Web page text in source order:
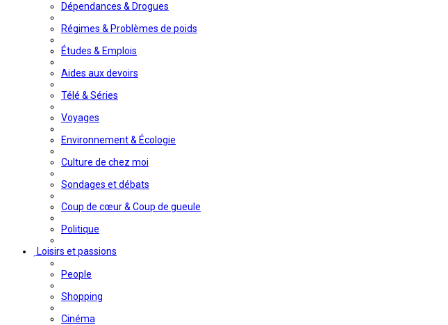
Dépendances & Drogues
Régimes & Problèmes de poids
Études & Emplois
Aides aux devoirs
Télé & Séries
Voyages
Environnement & Écologie
Culture de chez moi
Sondages et débats
Coup de cœur & Coup de gueule
Politique
Loisirs et passions
People
Shopping
Cinéma